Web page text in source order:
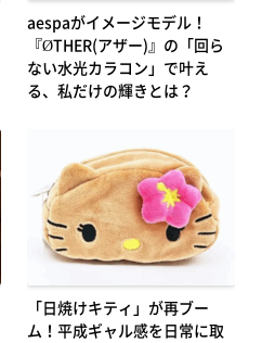
aespaがイメージモデル！
『ØTHER(アザー)』の「回ら
ない水光カラコン」で叶え
る、私だけの輝きとは？
「日焼けキティ」が再ブー
ム！平成ギャル感を日常に取